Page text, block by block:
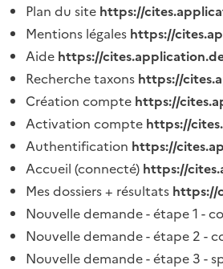
Plan du site https://
Mentions légales https://
Aide https://
Recherche taxons https://
Création compte https://
Activation compte https://
Authentification https://
Accueil (connecté) https://
Mes dossiers + résultats https://
Nouvelle demande - étape 1 -
Nouvelle demande - étape 2 -
Nouvelle demande - étape 3 -